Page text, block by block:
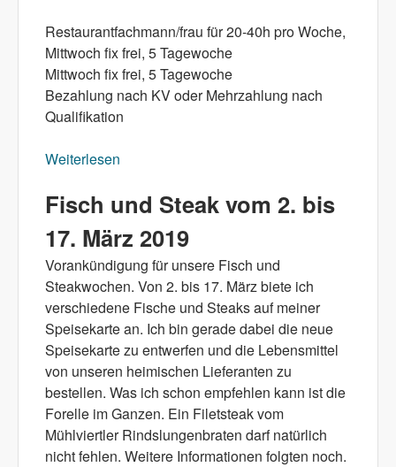
Restaurantfachmann/frau für 20-40h pro Woche,
Mittwoch fix frei, 5 Tagewoche
Mittwoch fix frei, 5 Tagewoche
Bezahlung nach KV oder Mehrzahlung nach
Qualifikation
Weiterlesen
Fisch und Steak vom 2. bis
17. März 2019
Vorankündigung für unsere Fisch und
Steakwochen. Von 2. bis 17. März biete ich
verschiedene Fische und Steaks auf meiner
Speisekarte an. Ich bin gerade dabei die neue
Speisekarte zu entwerfen und die Lebensmittel
von unseren heimischen Lieferanten zu
bestellen. Was ich schon empfehlen kann ist die
Forelle im Ganzen. Ein Filetsteak vom
Mühlviertler Rindslungenbraten darf natürlich
nicht fehlen. Weitere Informationen folgten noch.